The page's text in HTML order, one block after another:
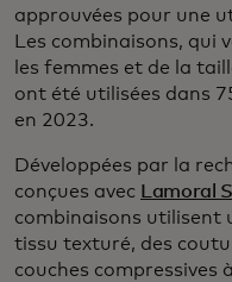
approuvées pour une
Les combinaisons, qui
les femmes et de la
ont été utilisées dans
en 2023.
Développées par la
conçues avec
Lamoral
combinaisons utilisent
tissu texturé, des
couches compressives